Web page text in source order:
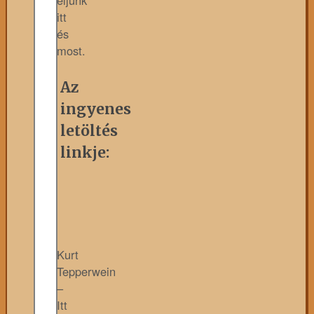
itt
és
most.
Az
ingyenes
letöltés
linkje:
Kurt
Tepperwein
–
Itt